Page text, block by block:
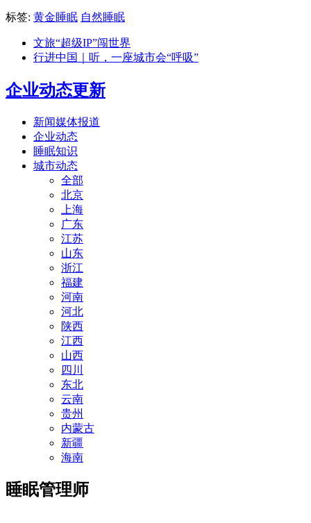
标签: 黄金睡眠 自然睡眠
文旅“超级IP”闯世界
行进中国｜听，一座城市会“呼吸”
企业动态更新
新闻媒体报道
企业动态
睡眠知识
城市动态
全部
北京
上海
广东
江苏
山东
浙江
福建
河南
河北
陕西
江西
山西
四川
东北
云南
贵州
内蒙古
新疆
海南
睡眠管理师